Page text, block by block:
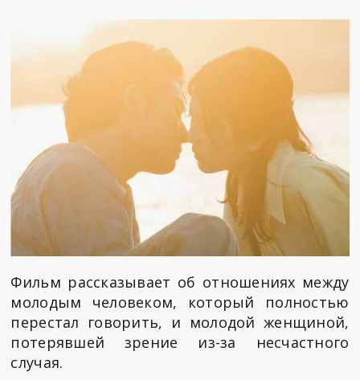
Фильм рассказывает об отношениях между
молодым человеком, который полностью
перестал говорить, и молодой женщиной,
потерявшей зрение из-за несчастного
случая.